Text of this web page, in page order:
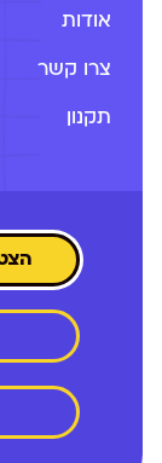
אודות
צרו קשר
תקנון